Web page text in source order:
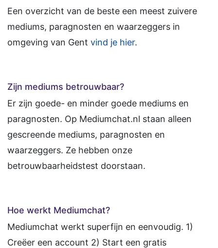
Een overzicht van de beste een meest zuivere
mediums, paragnosten en waarzeggers in
omgeving van Gent vind je hier.
Zijn mediums betrouwbaar?
Er zijn goede- en minder goede mediums en
paragnosten. Op Mediumchat.nl staan alleen
gescreende mediums, paragnosten en
waarzeggers. Ze hebben onze
betrouwbaarheidstest doorstaan.
Hoe werkt Mediumchat?
Mediumchat werkt superfijn en eenvoudig. 1)
Creëer een account 2) Start een gratis